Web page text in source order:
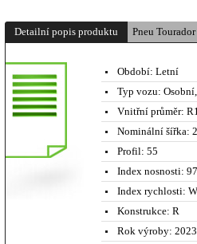
Detailní popis produktu Pneu
Období: Letní
Typ vozu:
Vnitřní průměr:
Nominální šířka:
Profil: 55
Index nosnosti:
Index rychlosti:
Konstrukce: R
Rok výroby: